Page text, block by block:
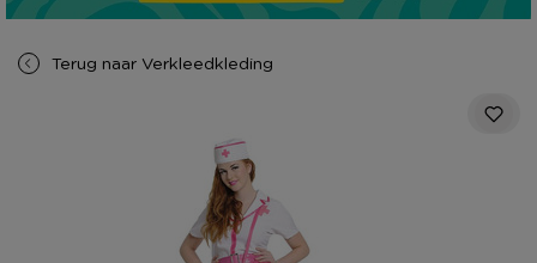
Terug naar Verkleedkleding